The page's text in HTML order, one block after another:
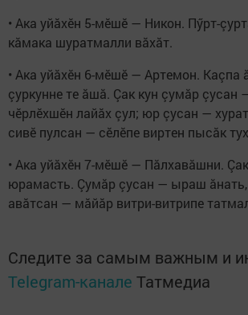
• Ака уйăхӗн 5-мӗшӗ — Никон. Пӳрт-
кăмака шуратмалли вăхăт.
• Ака уйăхӗн 6-мӗшӗ — Артемон. Каçпа
çуркунне те ăшă. Çак кун çумăр çусан
чӗрлӗхшӗн лайăх çул; юр çусан —
сивӗ пулсан — сӗлӗпе виртен пысăк
• Ака уйăхӗн 7-мӗшӗ — Пăлхавăшни.
юрамасть. Çумăр çусан — ыраш ăнать,
авăтсан — мăйăр витри-витрипе
Следите за самым важным и
Telegram-канале Татмедиа